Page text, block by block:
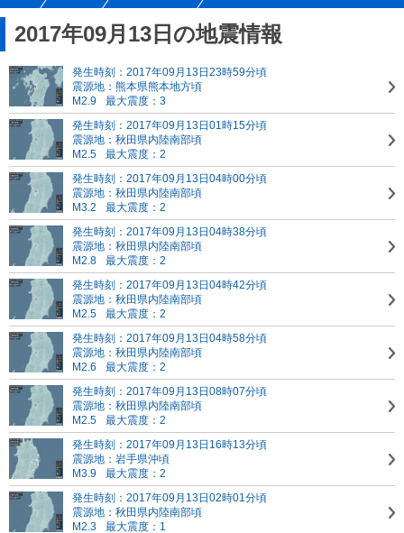
2017年09月13日の地震情報
発生時刻：2017年09月13日23時59分頃
震源地：熊本県熊本地方頃
M2.9
最大震度：3
発生時刻：2017年09月13日01時15分頃
震源地：秋田県内陸南部頃
M2.5
最大震度：2
発生時刻：2017年09月13日04時00分頃
震源地：秋田県内陸南部頃
M3.2
最大震度：2
発生時刻：2017年09月13日04時38分頃
震源地：秋田県内陸南部頃
M2.8
最大震度：2
発生時刻：2017年09月13日04時42分頃
震源地：秋田県内陸南部頃
M2.5
最大震度：2
発生時刻：2017年09月13日04時58分頃
震源地：秋田県内陸南部頃
M2.6
最大震度：2
発生時刻：2017年09月13日08時07分頃
震源地：秋田県内陸南部頃
M2.5
最大震度：2
発生時刻：2017年09月13日16時13分頃
震源地：岩手県沖頃
M3.9
最大震度：2
発生時刻：2017年09月13日02時01分頃
震源地：秋田県内陸南部頃
M2.3
最大震度：1